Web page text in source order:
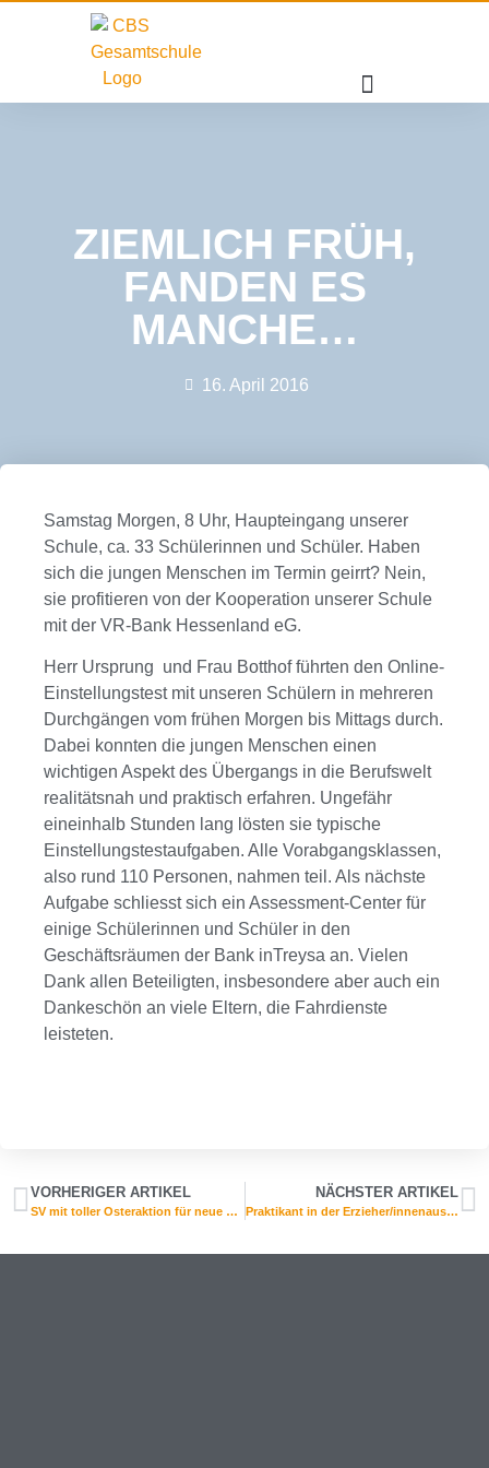
ZIEMLICH FRÜH,
FANDEN ES
MANCHE…
16. April 2016
Samstag Morgen, 8 Uhr, Haupteingang unserer
Schule, ca. 33 Schülerinnen und Schüler. Haben
sich die jungen Menschen im Termin geirrt? Nein,
sie profitieren von der Kooperation unserer Schule
mit der VR-Bank Hessenland eG.
Herr Ursprung und Frau Botthof führten den Online-
Einstellungstest mit unseren Schülern in mehreren
Durchgängen vom frühen Morgen bis Mittags durch.
Dabei konnten die jungen Menschen einen
wichtigen Aspekt des Übergangs in die Berufswelt
realitätsnah und praktisch erfahren. Ungefähr
eineinhalb Stunden lang lösten sie typische
Einstellungstestaufgaben. Alle Vorabgangsklassen,
also rund 110 Personen, nahmen teil. Als nächste
Aufgabe schliesst sich ein Assessment-Center für
einige Schülerinnen und Schüler in den
Geschäftsräumen der Bank inTreysa an. Vielen
Dank allen Beteiligten, insbesondere aber auch ein
Dankeschön an viele Eltern, die Fahrdienste
leisteten.
VORHERIGER ARTIKEL
SV mit toller Osteraktion für neue Fünftklässler
NÄCHSTER ARTIKEL
Praktikant in der Erzieher/innenausbildung